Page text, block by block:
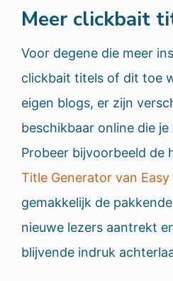
Meer clickbait
Voor degene die meer
clickbait titels of dit toe
eigen blogs, er zijn
beschikbaar online die
Probeer bijvoorbeeld de
Title Generator van Easy
gemakkelijk de
nieuwe lezers aantrekt
blijvende indruk